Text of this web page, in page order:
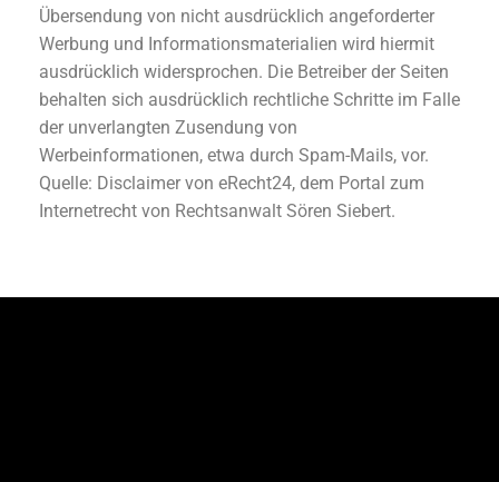
Übersendung von nicht ausdrücklich angeforderter
Werbung und Informationsmaterialien wird hiermit
ausdrücklich widersprochen. Die Betreiber der Seiten
behalten sich ausdrücklich rechtliche Schritte im Falle
der unverlangten Zusendung von
Werbeinformationen, etwa durch Spam-Mails, vor.
Quelle: Disclaimer von eRecht24, dem Portal zum
Internetrecht von Rechtsanwalt Sören Siebert.